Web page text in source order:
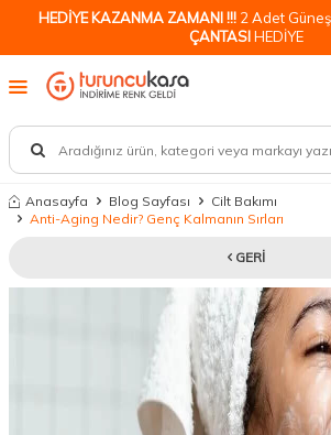
HEDİYE KAZANMA ZAMANI !!! 2 Adet
ÇANTASIHEDİYE
Anasayfa Blog Sayfası
Cilt Bakımı
Anti-Aging Nedir? Genç Kalmanın Sırları
GERI